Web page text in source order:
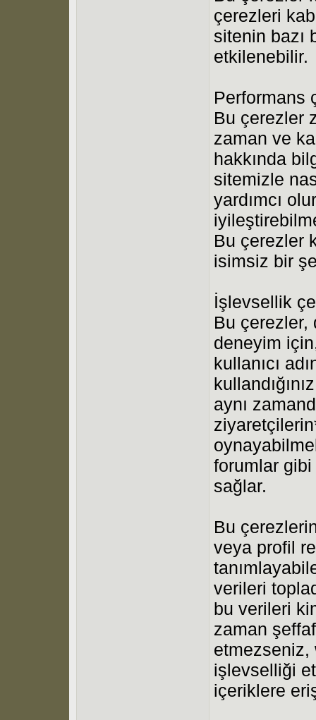
çerezleri
sitenin bazı
etkilenebilir.
Performans
Bu çerezler
zaman ve
hakkında
sitemizle
yardımcı
Bu çerezler
isimsiz bir
İşlevsellik
Bu
deneyim
kullanıcı
aynı
forumlar
sağlar.
Bu
veya profil
verileri
bu verileri
zaman
etmezseniz,
işlevselliği
içeriklere